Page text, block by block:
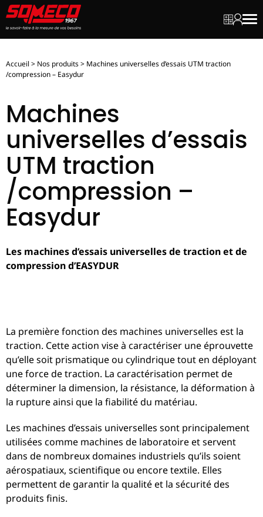
MonMon
Accueil > Nos produits> Machines universelles d’essais UTM traction
/compression – Easydur
Machines
universelles d’essais
UTM traction
/compression –
Easydur
Les machines d’essais universelles de traction et de
compression d’EASYDUR
universelles
d'essais traction /
compression –
UTM – Easydur
La première fonction des machines universelles est la
traction. Cette action vise à caractériser une éprouvette
qu’elle soit prismatique ou cylindrique tout en déployant
une force de traction. La caractérisation permet de
déterminer la dimension, la résistance, la déformation à
la rupture ainsi que la fiabilité du matériau.
Les machines d’essais universelles sont principalement
utilisées comme machines de laboratoire et servent
dans de nombreux domaines industriels qu’ils soient
aérospatiaux, scientifique ou encore textile. Elles
permettent de garantir la qualité et la sécurité des
produits finis.